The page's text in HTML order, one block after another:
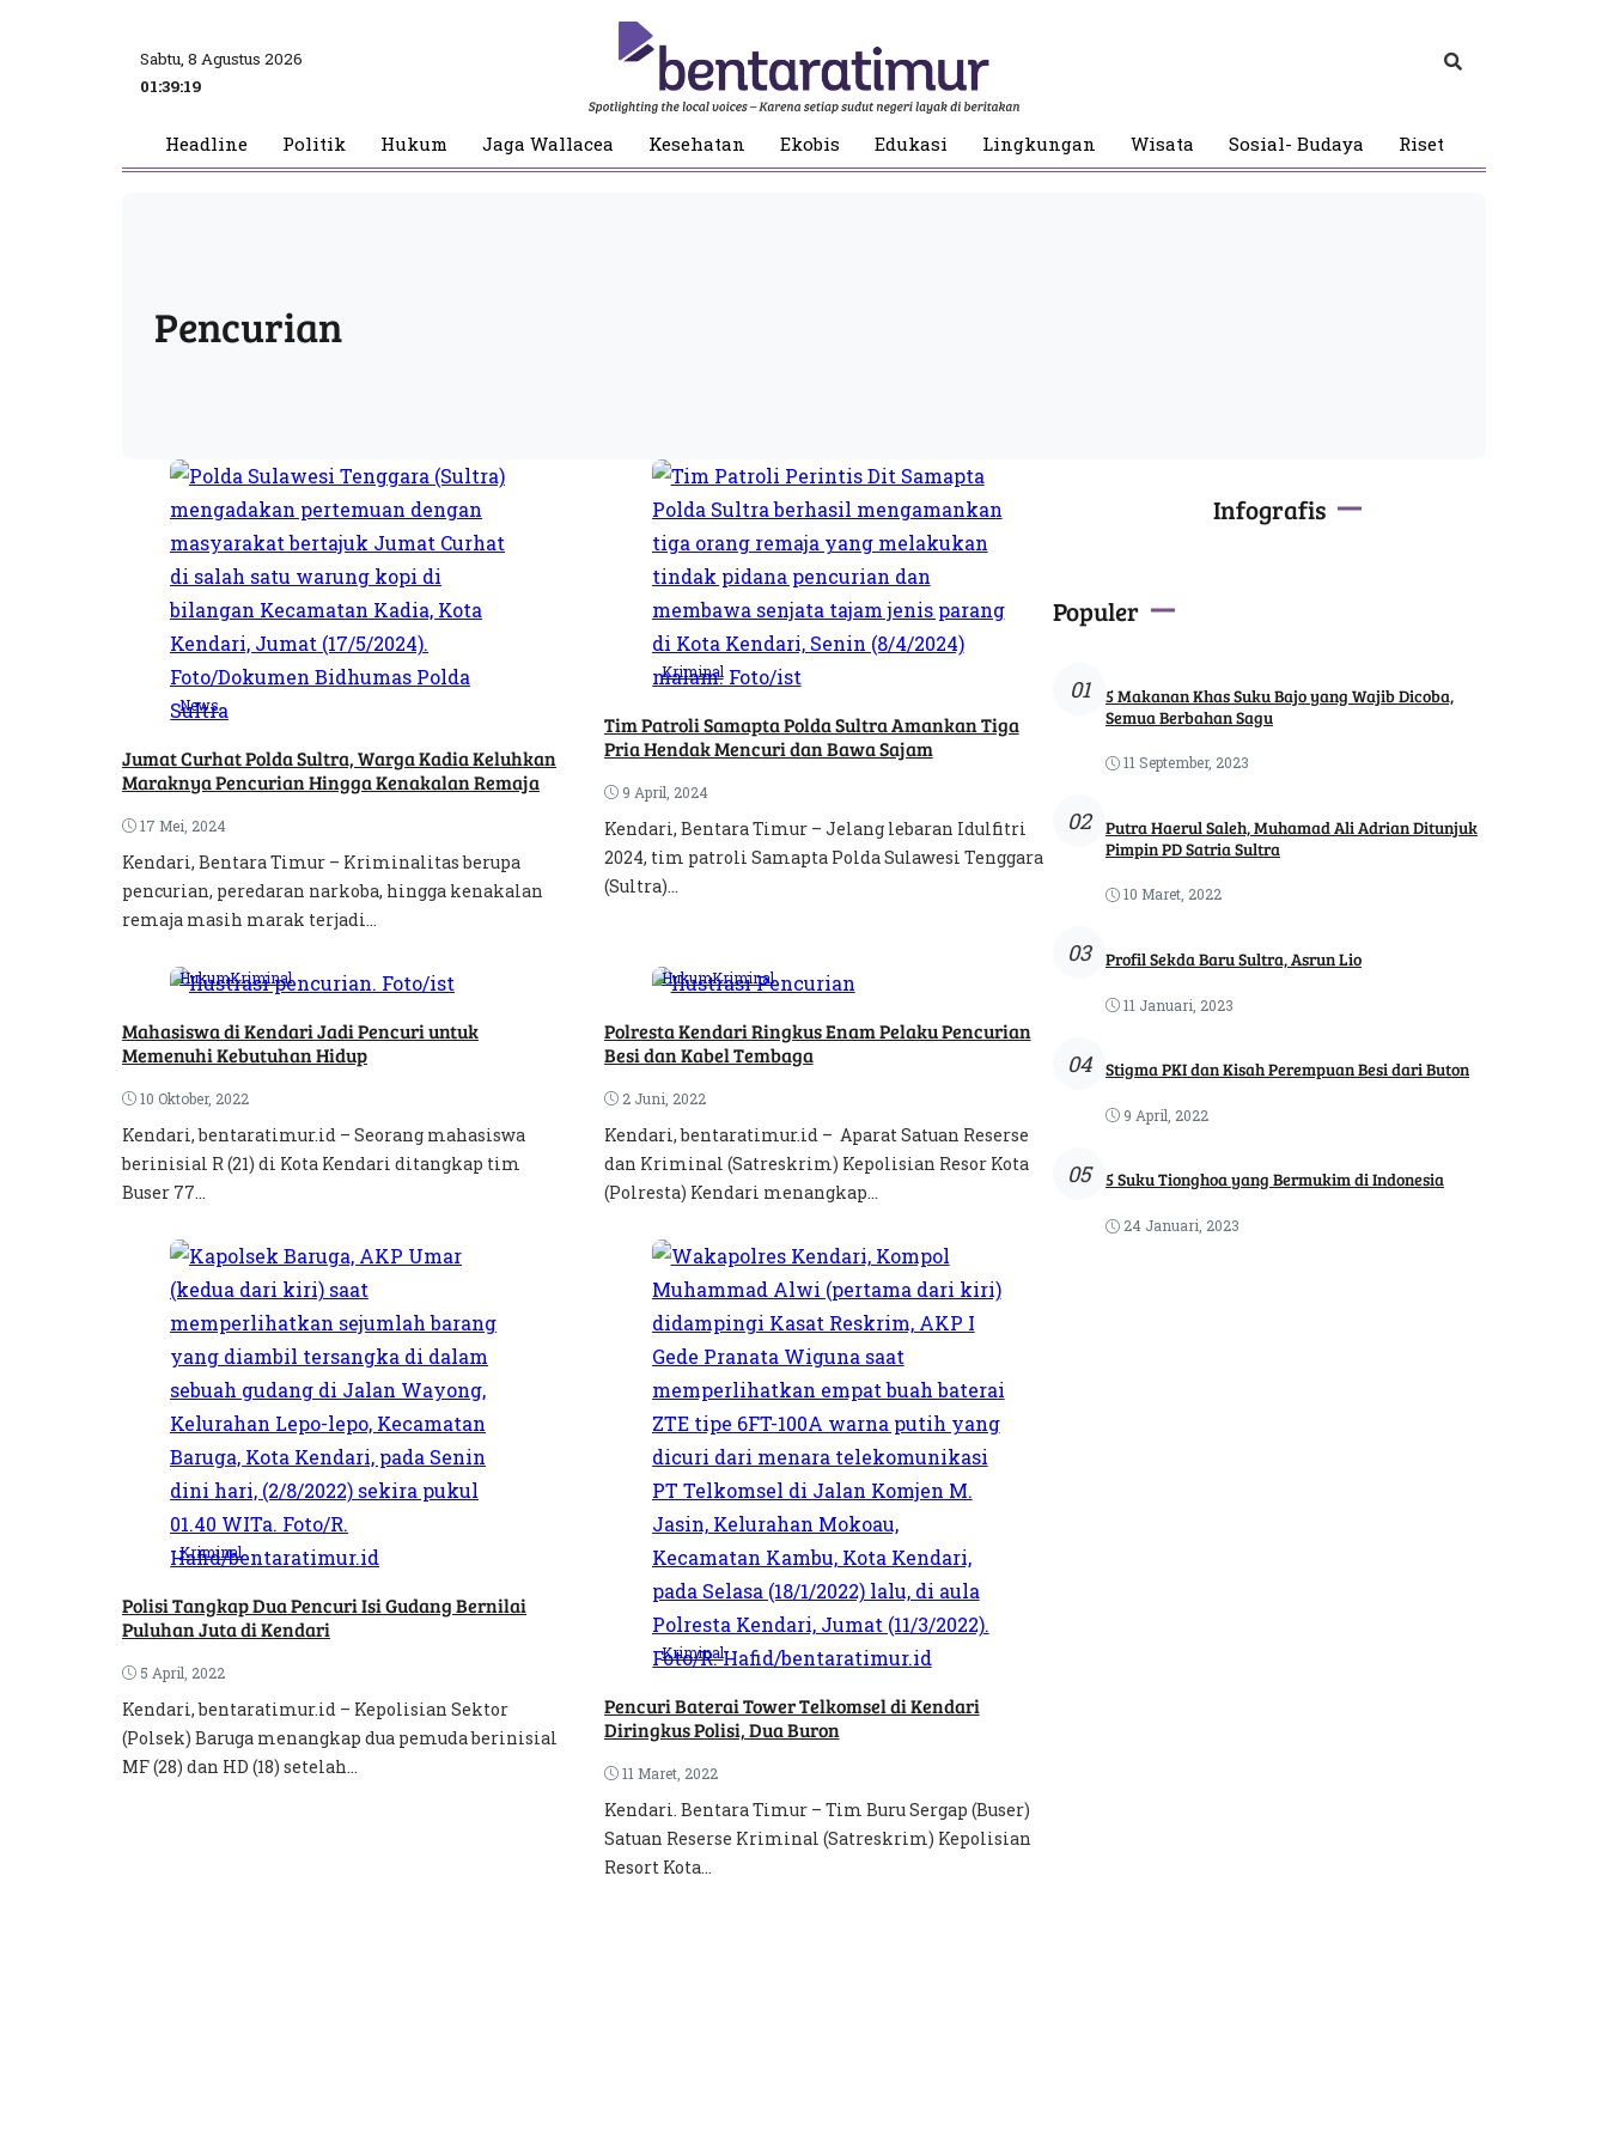
Sabtu, 8 Agustus 2026
01:39:19
Headline Politik Hukum Jaga Wallacea Kesehatan Ekobis Edukasi Lingkungan Wisata Sosial- Budaya Riset
Pencurian
News
Jumat Curhat Polda Sultra, Warga Kadia Keluhkan
Maraknya Pencurian Hingga Kenakalan Remaja
17 Mei, 2024
Kendari, Bentara Timur – Kriminalitas berupa
pencurian, peredaran narkoba, hingga kenakalan
remaja masih marak terjadi...
Kriminal
Tim Patroli Samapta Polda Sultra Amankan Tiga
Pria Hendak Mencuri dan Bawa Sajam
9 April, 2024
Kendari, Bentara Timur – Jelang lebaran Idulfitri
2024, tim patroli Samapta Polda Sulawesi Tenggara
(Sultra)...
HukumKriminal
Mahasiswa di Kendari Jadi Pencuri untuk
Memenuhi Kebutuhan Hidup
10 Oktober, 2022
Kendari, bentaratimur.id – Seorang mahasiswa
berinisial R (21) di Kota Kendari ditangkap tim
Buser 77...
HukumKriminal
Polresta Kendari Ringkus Enam Pelaku Pencurian
Besi dan Kabel Tembaga
2 Juni, 2022
Kendari, bentaratimur.id – Aparat Satuan Reserse
dan Kriminal (Satreskrim) Kepolisian Resor Kota
(Polresta) Kendari menangkap...
Kriminal
Polisi Tangkap Dua Pencuri Isi Gudang Bernilai
Puluhan Juta di Kendari
5 April, 2022
Kendari, bentaratimur.id – Kepolisian Sektor
(Polsek) Baruga menangkap dua pemuda berinisial
MF (28) dan HD (18) setelah...
Kriminal
Pencuri Baterai Tower Telkomsel di Kendari
Diringkus Polisi, Dua Buron
11 Maret, 2022
Kendari. Bentara Timur – Tim Buru Sergap (Buser)
Satuan Reserse Kriminal (Satreskrim) Kepolisian
Resort Kota...
Infografis
Populer
01
5 Makanan Khas Suku Bajo yang Wajib Dicoba,
Semua Berbahan Sagu
11 September, 2023
02
Putra Haerul Saleh, Muhamad Ali Adrian Ditunjuk
Pimpin PD Satria Sultra
10 Maret, 2022
03 Profil Sekda Baru Sultra, Asrun Lio
11 Januari, 2023
04 Stigma PKI dan Kisah Perempuan Besi dari Buton
9 April, 2022
05 5 Suku Tionghoa yang Bermukim di Indonesia
24 Januari, 2023